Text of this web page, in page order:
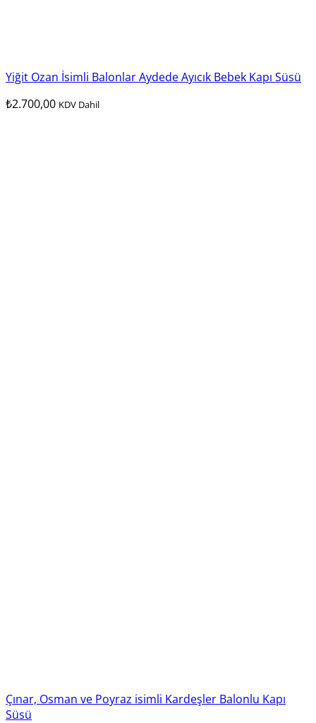
Yiğit Ozan İsimli Balonlar Aydede Ayıcık Bebek Kapı Süsü
₺2.700,00 KDV Dahil
Çınar, Osman ve Poyraz isimli Kardeşler Balonlu Kapı
Süsü